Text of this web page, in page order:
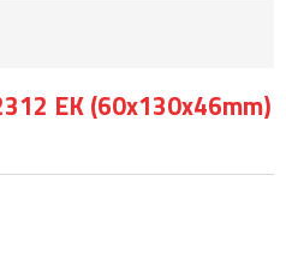
EK (60x130x46mm)